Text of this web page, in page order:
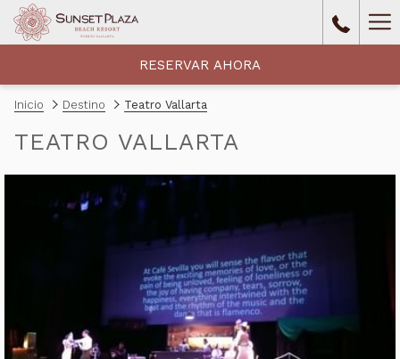
RESERVAR AHORA
Inicio Destino Teatro Vallarta
TEATRO VALLARTA